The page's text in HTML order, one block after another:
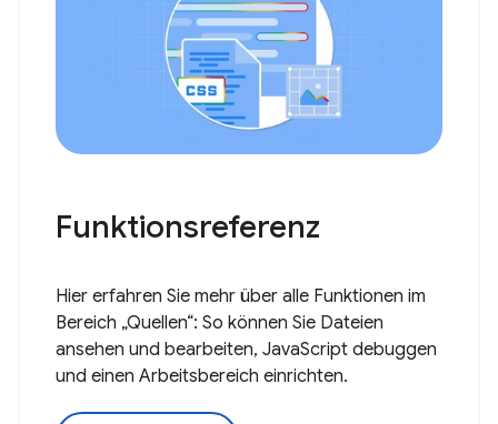
Funktionsreferenz
Hier erfahren Sie mehr über alle Funktionen im
Bereich „Quellen“: So können Sie Dateien
ansehen und bearbeiten, JavaScript debuggen
und einen Arbeitsbereich einrichten.